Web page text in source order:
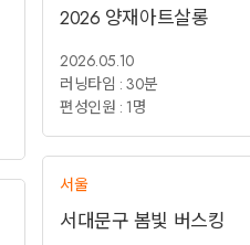
2026 양재아트살롱
2026.05.10
러닝타임 : 30분
편성인원 : 1명
서울
서대문구 봄빛 버스킹